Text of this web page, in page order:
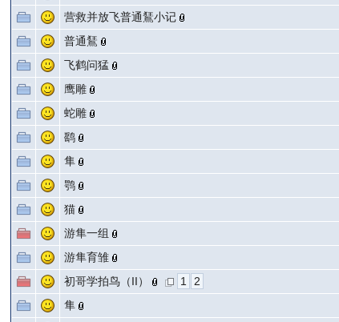
营救并放飞普通鵟小记
普通鵟
飞鹤问猛
鹰雕
蛇雕
鹞
隼
鹗
猫
游隼一组
游隼育雏
初哥学拍鸟（II）
1 2
隼